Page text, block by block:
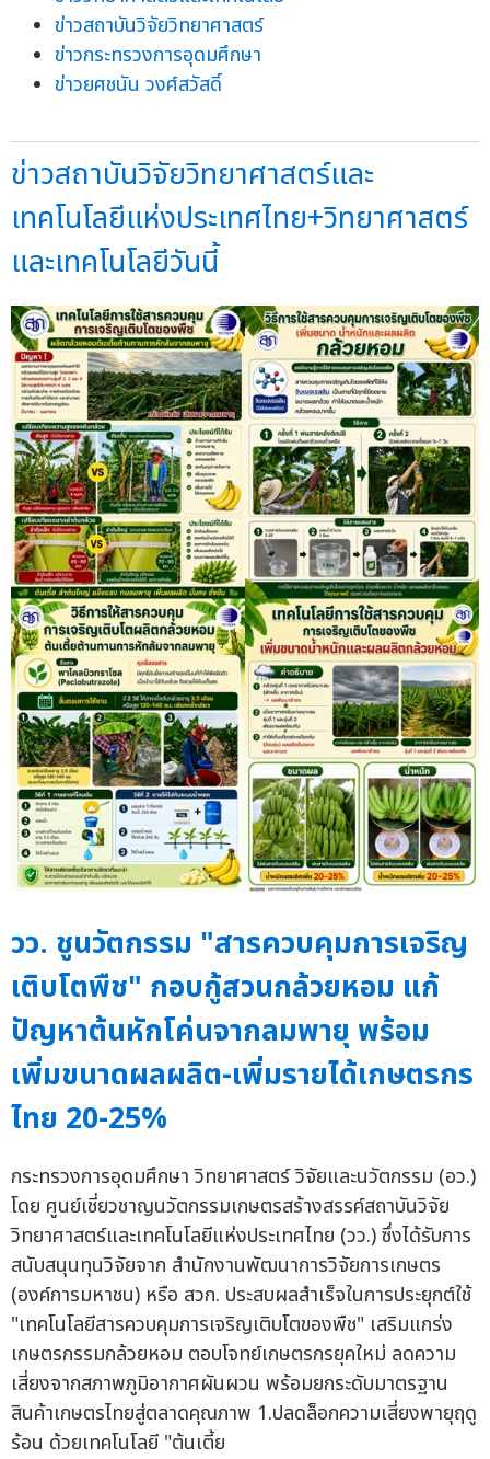
ข่าวสถาบันวิจัยวิทยาศาสตร์
ข่าวกระทรวงการอุดมศึกษา
ข่าวยศชนัน วงศ์สวัสดิ์
ข่าวสถาบันวิจัยวิทยาศาสตร์และ
เทคโนโลยีแห่งประเทศไทย+วิทยาศาสตร์
และเทคโนโลยีวันนี้
วว. ชูนวัตกรรม "สารควบคุมการเจริญ
เติบโตพืช" กอบกู้สวนกล้วยหอม แก้
ปัญหาต้นหักโค่นจากลมพายุ พร้อม
เพิ่มขนาดผลผลิต-เพิ่มรายได้เกษตรกร
ไทย 20-25%
กระทรวงการอุดมศึกษา วิทยาศาสตร์ วิจัยและนวัตกรรม (อว.)
โดย ศูนย์เชี่ยวชาญนวัตกรรมเกษตรสร้างสรรค์สถาบันวิจัย
วิทยาศาสตร์และเทคโนโลยีแห่งประเทศไทย (วว.) ซึ่งได้รับการ
สนับสนุนทุนวิจัยจาก สำนักงานพัฒนาการวิจัยการเกษตร
(องค์การมหาชน) หรือ สวก. ประสบผลสำเร็จในการประยุกต์ใช้
"เทคโนโลยีสารควบคุมการเจริญเติบโตของพืช" เสริมแกร่ง
เกษตรกรรมกล้วยหอม ตอบโจทย์เกษตรกรยุคใหม่ ลดความ
เสี่ยงจากสภาพภูมิอากาศผันผวน พร้อมยกระดับมาตรฐาน
สินค้าเกษตรไทยสู่ตลาดคุณภาพ 1.ปลดล็อกความเสี่ยงพายุฤดู
ร้อน ด้วยเทคโนโลยี "ต้นเตี้ย